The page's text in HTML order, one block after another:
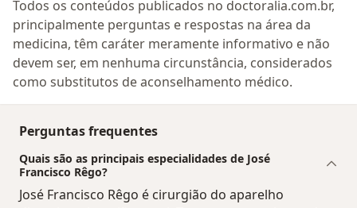
Todos os conteúdos publicados no doctoralia.com.br,
principalmente perguntas e respostas na área da
medicina, têm caráter meramente informativo e não
devem ser, em nenhuma circunstância, considerados
como substitutos de aconselhamento médico.
Perguntas frequentes
Quais são as principais especialidades de José
Francisco Rêgo?
José Francisco Rêgo é cirurgião do aparelho